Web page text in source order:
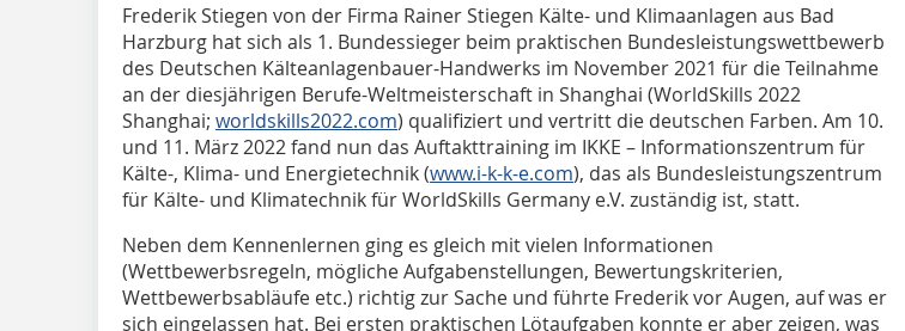
Frederik Stiegen von der Firma Rainer Stiegen Kälte- und Klimaanlagen aus Bad
Harzburg hat sich als 1. Bundessieger beim praktischen Bundesleistungswettbewerb
des Deutschen Kälteanlagenbauer-Handwerks im November 2021 für die Teilnahme
an der diesjährigen Berufe-Weltmeisterschaft in Shanghai (WorldSkills 2022
Shanghai; worldskills2022.com) qualifiziert und vertritt die deutschen Farben. Am 10.
und 11. März 2022 fand nun das Auftakttraining im IKKE – Informationszentrum für
Kälte-, Klima- und Energietechnik (www.i-k-k-e.com), das als Bundesleistungszentrum
für Kälte- und Klimatechnik für WorldSkills Germany e.V. zuständig ist, statt.
Neben dem Kennenlernen ging es gleich mit vielen Informationen
(Wettbewerbsregeln, mögliche Aufgabenstellungen, Bewertungskriterien,
Wettbewerbsabläufe etc.) richtig zur Sache und führte Frederik vor Augen, auf was er
sich eingelassen hat. Bei ersten praktischen Lötaufgaben konnte er aber zeigen, was